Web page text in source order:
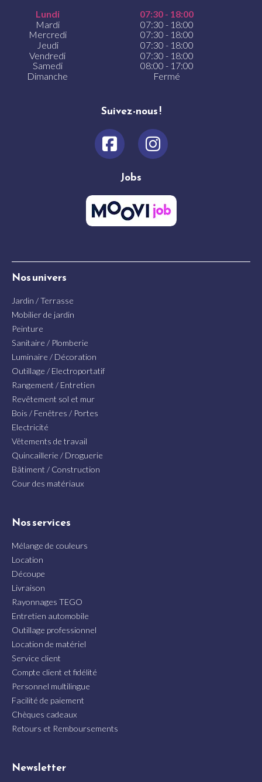
Lundi
07:30 - 18:00
Mardi
07:30 - 18:00
Mercredi
07:30 - 18:00
Jeudi
07:30 - 18:00
Vendredi
07:30 - 18:00
Samedi
08:00 - 17:00
Dimanche
Fermé
Suivez-nous !
Jobs
Nos univers
Jardin / Terrasse
Mobilier de jardin
Peinture
Sanitaire / Plomberie
Luminaire / Décoration
Outillage / Electroportatif
Rangement / Entretien
Revêtement sol et mur
Bois / Fenêtres / Portes
Electricité
Vêtements de travail
Quincaillerie / Droguerie
Bâtiment / Construction
Cour des matériaux
Nos services
Mélange de couleurs
Location
Découpe
Livraison
Rayonnages TEGO
Entretien automobile
Outillage professionnel
Location de matériel
Service client
Compte client et fidélité
Personnel multilingue
Facilité de paiement
Chèques cadeaux
Retours et Remboursements
Newsletter